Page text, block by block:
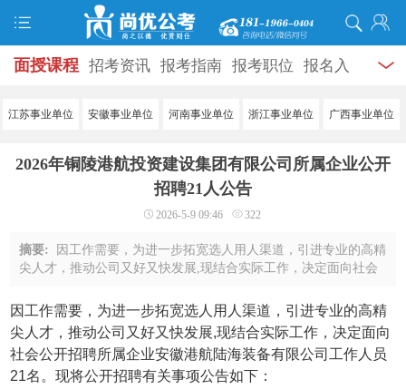
面授课程 招考资讯 报考指南 报考职位 报名入
口 打准考证 成绩查询 面试公告 录用公示 辅导
学员风采 名师团队
江苏事业单位 安徽事业单位 河南事业单位 浙江事业单位 广西事业单位
2026年铜陵港航投资建设集团有限公司所属企业公开
招聘21人公告
2026-5-9 09:46 322
摘要:
因工作需要，为进一步拓宽选人用人渠道，引进专业的高精
尖人才，推动公司又好又快发展,现结合实际工作，决定面向社会
将公开招聘有关事项公告如下：一、招 ...
因工作需要，为进一步拓宽选人用人渠道，引进专业的高精
尖人才，推动公司又好又快发展,现结合实际工作，决定面向
社会公开招聘所属企业安徽港航陆海装备有限公司工作人员
21名。现将公开招聘有关事项公告如下：